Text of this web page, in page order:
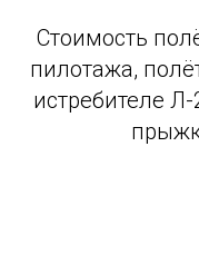
Стоимость
пилотажа,
истребителе